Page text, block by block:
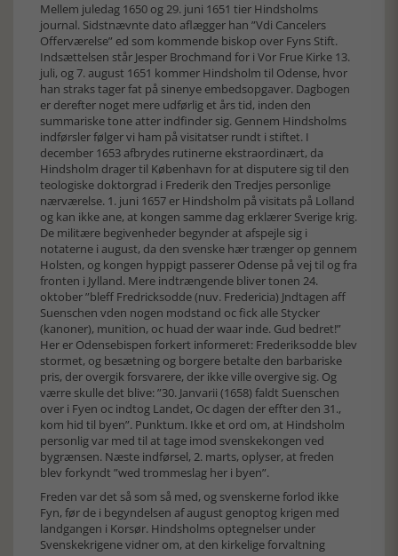
Mellem juledag 1650 og 29. juni 1651 tier Hindsholms
journal. Sidstnævnte dato aflægger han ”Vdi Cancelers
Offerværelse” ed som kommende biskop over Fyns Stift.
Indsættelsen står Jesper Brochmand for i Vor Frue Kirke 13.
juli, og 7. august 1651 kommer Hindsholm til Odense, hvor
han straks tager fat på sinenye embedsopgaver. Dagbogen
er derefter noget mere udførlig et års tid, inden den
summariske tone atter indfinder sig. Gennem Hindsholms
indførsler følger vi ham på visitatser rundt i stiftet. I
december 1653 afbrydes rutinerne ekstraordinært, da
Hindsholm drager til København for at disputere sig til den
teologiske doktorgrad i Frederik den Tredjes personlige
nærværelse. 1. juni 1657 er Hindsholm på visitats på Lolland
og kan ikke ane, at kongen samme dag erklærer Sverige krig.
De militære begivenheder begynder at afspejle sig i
notaterne i august, da den svenske hær trænger op gennem
Holsten, og kongen hyppigt passerer Odense på vej til og fra
fronten i Jylland. Mere indtrængende bliver tonen 24.
oktober ”bleff Fredricksodde (nuv. Fredericia) Jndtagen aff
Suenschen vden nogen modstand oc fick alle Stycker
(kanoner), munition, oc huad der waar inde. Gud bedret!”
Her er Odensebispen forkert informeret: Frederiksodde blev
stormet, og besætning og borgere betalte den barbariske
pris, der overgik forsvarere, der ikke ville overgive sig. Og
værre skulle det blive: ”30. Janvarii (1658) faldt Suenschen
over i Fyen oc indtog Landet, Oc dagen der effter den 31.,
kom hid til byen”. Punktum. Ikke et ord om, at Hindsholm
personlig var med til at tage imod svenskekongen ved
bygrænsen. Næste indførsel, 2. marts, oplyser, at freden
blev forkyndt ”wed trommeslag her i byen”.
Freden var det så som så med, og svenskerne forlod ikke
Fyn, før de i begyndelsen af august genoptog krigen med
landgangen i Korsør. Hindsholms optegnelser under
Svenskekrigene vidner om, at den kirkelige forvaltning